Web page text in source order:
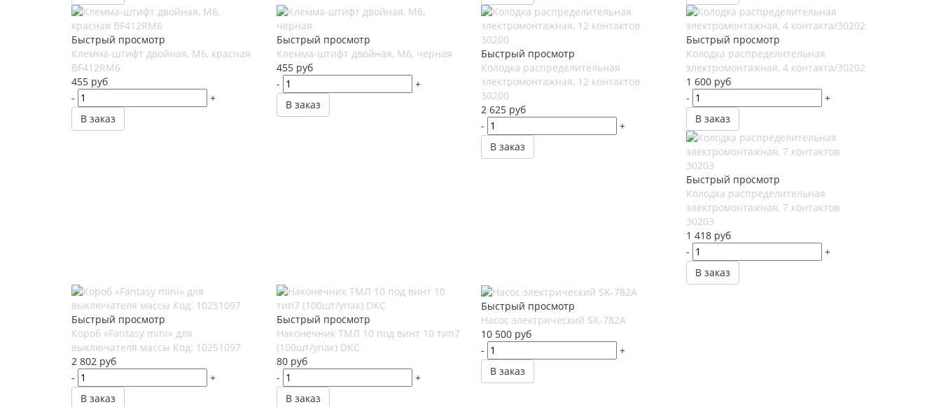
Быстрый просмотр
Клемма-штифт двойная, М6, красная
BF412RM6
455 руб
-
+
В заказ
Быстрый просмотр
Клемма-штифт двойная, М6, черная
455руб
-
+
В заказ
Быстрый просмотр
Колодка распределительная
электромонтажная, 12 контактов
30200
2 625 руб
-
+
В заказ
Быстрый просмотр
Колодка распределительная
электромонтажная, 4 контакта/30202
1 600руб
-
+
В заказ
Быстрый просмотр
Колодка распределительная
электромонтажная, 7 контактов
30203
1 418руб
-
+
В заказ
Быстрый просмотр
Короб «Fantasy mini» для
выключателя массы Код: 10251097
2 802 руб
-
+
В заказ
Быстрый просмотр
Наконечник ТМЛ 10 под винт 10 тип7
(100шт/упак) DKC
80руб
-
+
В заказ
Быстрый просмотр
Насос электрический SK-782A
10 500 руб
-
+
В заказ